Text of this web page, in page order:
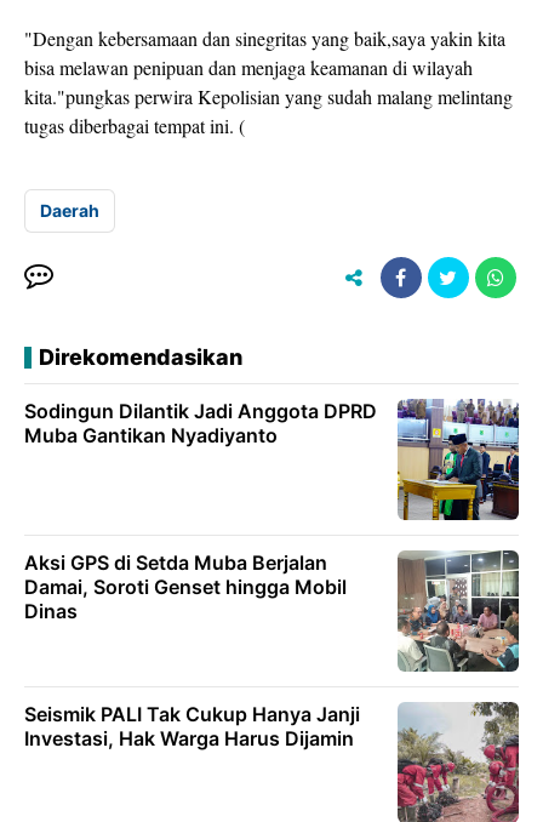
"Dengan kebersamaan dan sinegritas yang baik,saya yakin kita
bisa melawan penipuan dan menjaga keamanan di wilayah
kita."pungkas perwira Kepolisian yang sudah malang melintang
tugas diberbagai tempat ini. (
Daerah
Direkomendasikan
Sodingun Dilantik Jadi Anggota DPRD
Muba Gantikan Nyadiyanto
Aksi GPS di Setda Muba Berjalan
Damai, Soroti Genset hingga Mobil
Dinas
Seismik PALI Tak Cukup Hanya Janji
Investasi, Hak Warga Harus Dijamin